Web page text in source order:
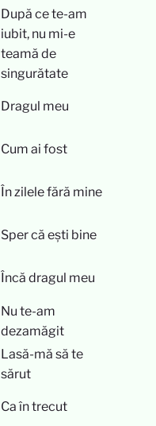
După ce te-am
iubit, nu mi-e
teamă de
singurătate
Dragul meu
Cum ai fost
În zilele fără mine
Sper că ești bine
Încă dragul meu
Nu te-am
dezamăgit
Lasă-mă să te
sărut
Ca în trecut